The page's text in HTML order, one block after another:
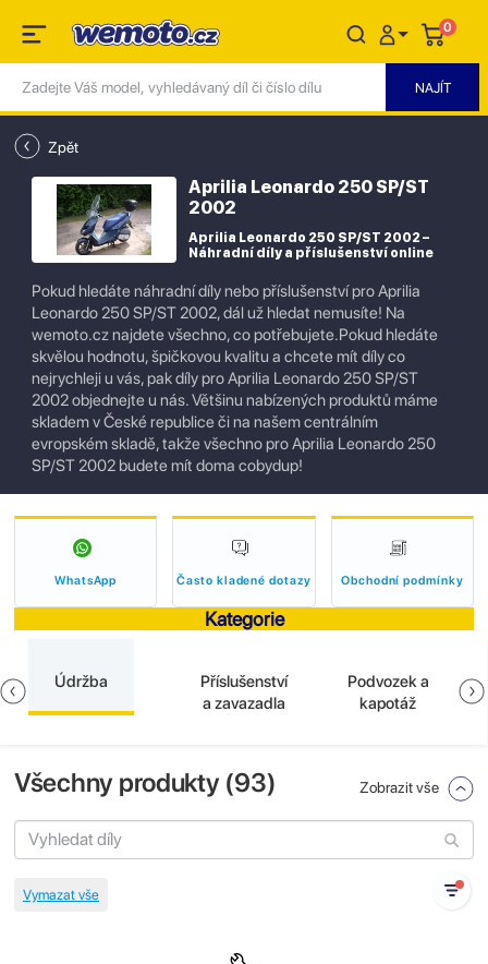
0
Zpět
Aprilia Leonardo 250 SP/ST
2002
Aprilia Leonardo 250 SP/ST 2002 –
Náhradní díly a příslušenství online
Pokud hledáte náhradní díly nebo příslušenství pro Aprilia
Leonardo 250 SP/ST 2002, dál už hledat nemusíte! Na
wemoto.cz najdete všechno, co potřebujete.Pokud hledáte
skvělou hodnotu, špičkovou kvalitu a chcete mít díly co
nejrychleji u vás, pak díly pro Aprilia Leonardo 250 SP/ST
2002 objednejte u nás. Většinu nabízených produktů máme
skladem v České republice či na našem centrálním
evropském skladě, takže všechno pro Aprilia Leonardo 250
SP/ST 2002 budete mít doma cobydup!
WhatsApp Často kladené dotazy Obchodní podmínky
Kategorie
Údržba
Příslušenství
a zavazadla
Podvozek a
kapotáž
Všechny produkty (93) Zobrazit vše